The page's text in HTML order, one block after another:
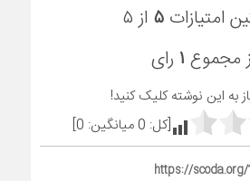
امتیازات ۵ از ۵
مجموع ۱ رای
به این نوشته کلیک کنید!
[کل: 0میانگین: 0
]
https://scoda.org/